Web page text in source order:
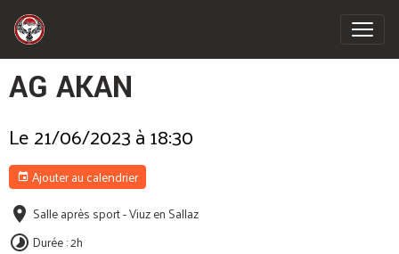
AG AKAN
Le 21/06/2023à 18:30
Ajouter au calendrier
Salle après sport - Viuz en Sallaz
Durée : 2h